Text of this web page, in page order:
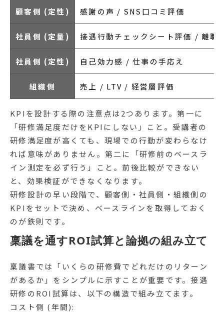
顧客側 (定性) 感謝の声 / SNS口コミ評価
社員側 (定量) 接遇行動チェックシート評価 / 離職
社員側 (定性) 自己効力感 / 仕事の手応え
組織側 売上 / LTV / 経営層評価
KPIを設計する際の注意点は2つあります。第一に
「研修満足度だけをKPIにしない」こと。受講者の
研修満足度が高くても、現場での行動が変わらなけ
れば意味がありません。第二に「研修前のベースラ
イン測定を必ず行う」こと。前後比較ができない
と、効果検証ができなくなります。
研修設計の早い段階で、顧客側・社員側・組織側の
KPIをセットで決め、ベースラインを取得しておく
のが鉄則です。
稟議を通すROI試算と論拠の組み立て
稟議書では「いくらの研修費でどれだけのリターン
があるか」をシンプルに示すことが重要です。接遇
研修のROI試算は、以下の構造で組み立てます。
コスト側 (年間):